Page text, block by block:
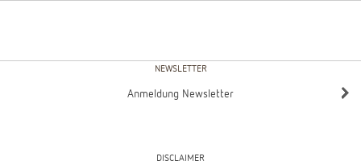
NEWSLETTER
Anmeldung Newsletter
DISCLAIMER